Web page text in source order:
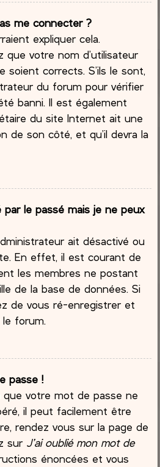
me connecter ?
expliquer cela.
que votre nom d’utilisateur
corrects. S’ils le sont,
du forum pour vérifier
banni. Il est également
du site Internet ait une
de son côté, et qu’il devra la
le passé mais je ne peux
ait désactivé ou
En effet, il est courant de
les membres ne postant
de la base de données. Si
de vous ré-enregistrer et
forum.
passe !
que votre mot de passe ne
il peut facilement être
rendez vous sur la page de
sur J’ai oublié mon mot de
énoncées et vous